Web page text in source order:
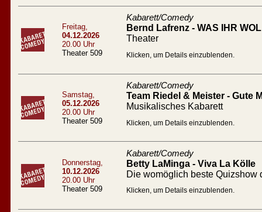
Freitag,
04.12.2026
20.00 Uhr
Theater 509
Kabarett/Comedy
Bernd Lafrenz - WAS IHR
Theater
Klicken, um Details einzublenden.
Samstag,
05.12.2026
20.00 Uhr
Theater 509
Kabarett/Comedy
Team Riedel & Meister - Gute
Musikalisches Kabarett
Klicken, um Details einzublenden.
Donnerstag,
10.12.2026
20.00 Uhr
Theater 509
Kabarett/Comedy
Betty LaMinga - Viva La Kölle
Die womöglich beste Quizshow
Klicken, um Details einzublenden.